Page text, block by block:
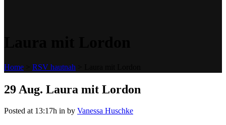
Home RSV hautnah
29 Aug. Laura mit Lordon
Posted at 13:17h in by Vanessa Huschke